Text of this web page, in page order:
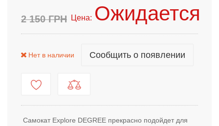
2 150ГРН Цена: Ожидается
Нет в наличии Сообщить о появлении
Самокат Explore DEGREE прекрасно подойдет для